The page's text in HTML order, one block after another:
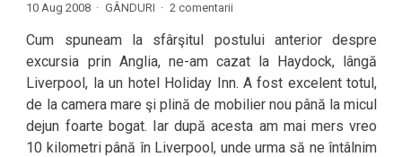
10 Aug 2008 · GÂNDURI · 2 comentarii
Cum spuneam la sfârşitul postului anterior despre
excursia prin Anglia, ne-am cazat la Haydock, lângă
Liverpool, la un hotel Holiday Inn. A fost excelent totul,
de la camera mare şi plină de mobilier nou până la micul
dejun foarte bogat. Iar după acesta am mai mers vreo
10 kilometri până în Liverpool, unde urma să ne întâlnim